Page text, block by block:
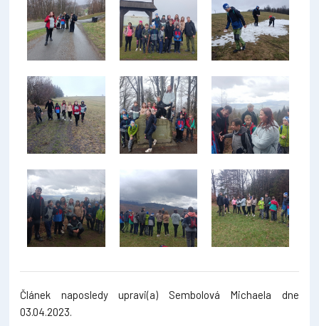
Článek naposledy upravi(a) Sembolová Michaela dne
03.04.2023.